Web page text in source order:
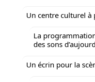
Un centre culturel à
La
des sons
Un écrin pour la